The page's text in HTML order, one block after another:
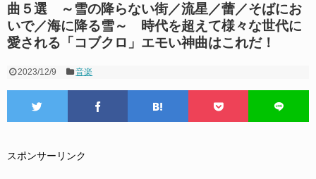
曲５選 ～雪の降らない街／流星／蕾／そばにお
いで／海に降る雪～ 時代を超えて様々な世代に
愛される「コブクロ」エモい神曲はこれだ！
2023/12/9 音楽
スポンサーリンク